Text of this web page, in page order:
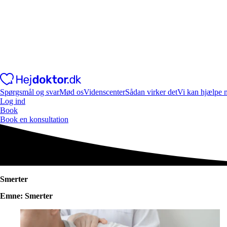
Spørgsmål og svarMød osVidenscenterSådan virker detVi kan hjælpe
Log ind
Book
Book en konsultation
Smerter
Emne: Smerter